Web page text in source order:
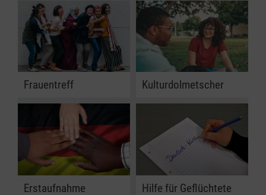
Frauentreff Kulturdolmetscher
Erstaufnahme
Hilfe für Geflüchtete